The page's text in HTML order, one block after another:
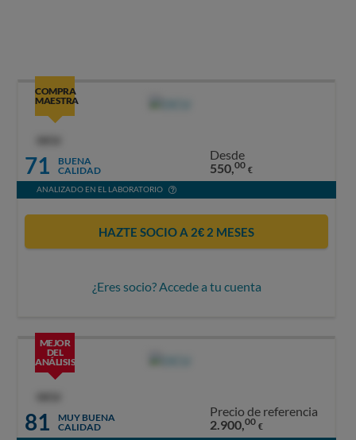
COMPRA
MAESTRA
71
BUENA
CALIDAD
Desde
550,00 €
ANALIZADO EN EL LABORATORIO
HAZTE SOCIO A 2€ 2 MESES
¿Eres socio? Accede a tu cuenta
MEJOR
DEL
ANÁLISIS
81
MUY BUENA
CALIDAD
Precio de referencia
2.900,00 €